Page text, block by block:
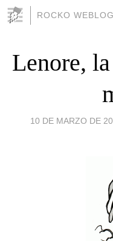
ROCKO WEBLOG
Lenore,
10 DE MARZO DE